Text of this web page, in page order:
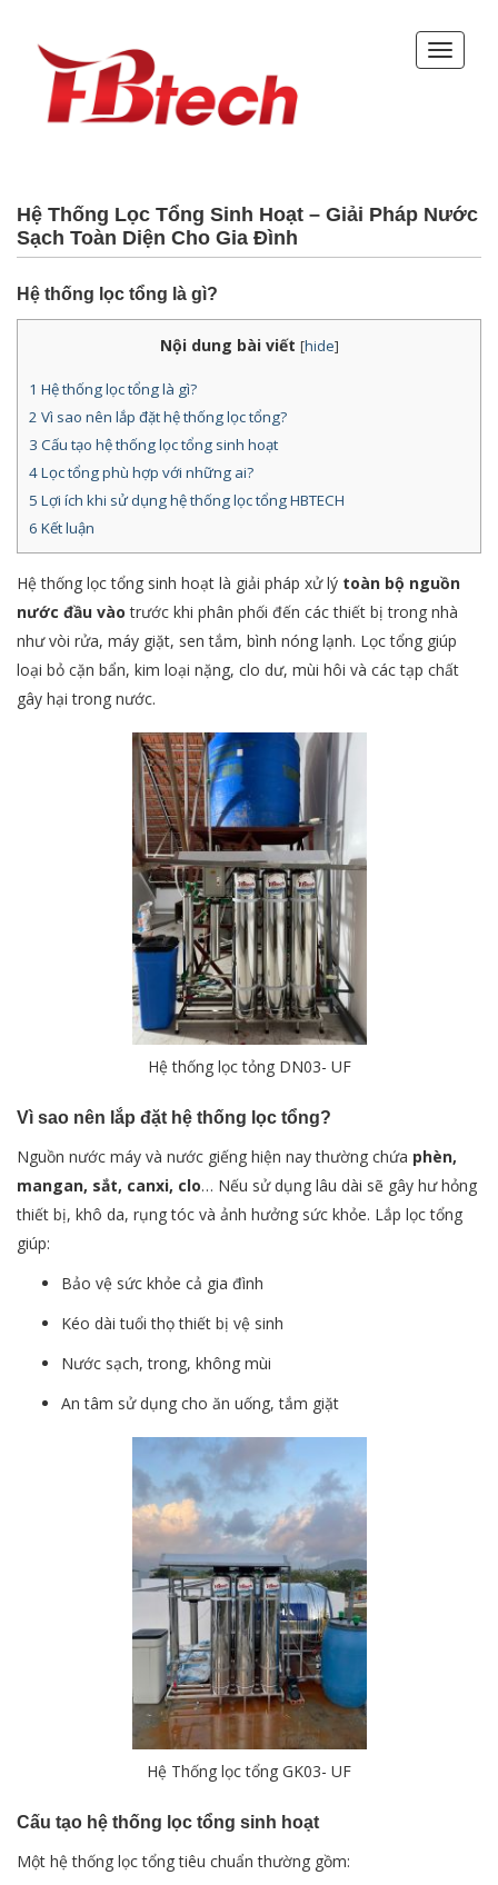
Hệ Thống Lọc Tổng Sinh Hoạt – Giải Pháp Nước
Sạch Toàn Diện Cho Gia Đình
Hệ thống lọc tổng là gì?
Nội dung bài viết [hide]
1 Hệ thống lọc tổng là gì?
2 Vì sao nên lắp đặt hệ thống lọc tổng?
3 Cấu tạo hệ thống lọc tổng sinh hoạt
4Lọc tổng phù hợp với những ai?
5 Lợi ích khi sử dụng hệ thống lọc tổng HBTECH
6 Kết luận
Hệ thống lọc tổng sinh hoạt là giải pháp xử lý toàn bộ nguồn
nước đầu vào trước khi phân phối đến các thiết bị trong nhà
như vòi rửa, máy giặt, sen tắm, bình nóng lạnh. Lọc tổng giúp
loại bỏ cặn bẩn, kim loại nặng, clo dư, mùi hôi và các tạp chất
gây hại trong nước.
Hệ thống lọc tỏng DN03- UF
Vì sao nên lắp đặt hệ thống lọc tổng?
Nguồn nước máy và nước giếng hiện nay thường chứa phèn,
mangan, sắt, canxi, clo… Nếu sử dụng lâu dài sẽ gây hư hỏng
thiết bị, khô da, rụng tóc và ảnh hưởng sức khỏe. Lắp lọc tổng
giúp:
Bảo vệ sức khỏe cả gia đình
Kéo dài tuổi thọ thiết bị vệ sinh
Nước sạch, trong, không mùi
An tâm sử dụng cho ăn uống, tắm giặt
Hệ Thống lọc tổng GK03- UF
Cấu tạo hệ thống lọc tổng sinh hoạt
Một hệ thống lọc tổng tiêu chuẩn thường gồm: